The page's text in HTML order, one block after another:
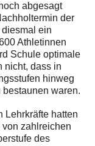
abgesagt
der
ein
Athletinnen
Schule optimale
nicht, dass in
hinweg
waren.
Lehrkräfte hatten
zahlreichen
des